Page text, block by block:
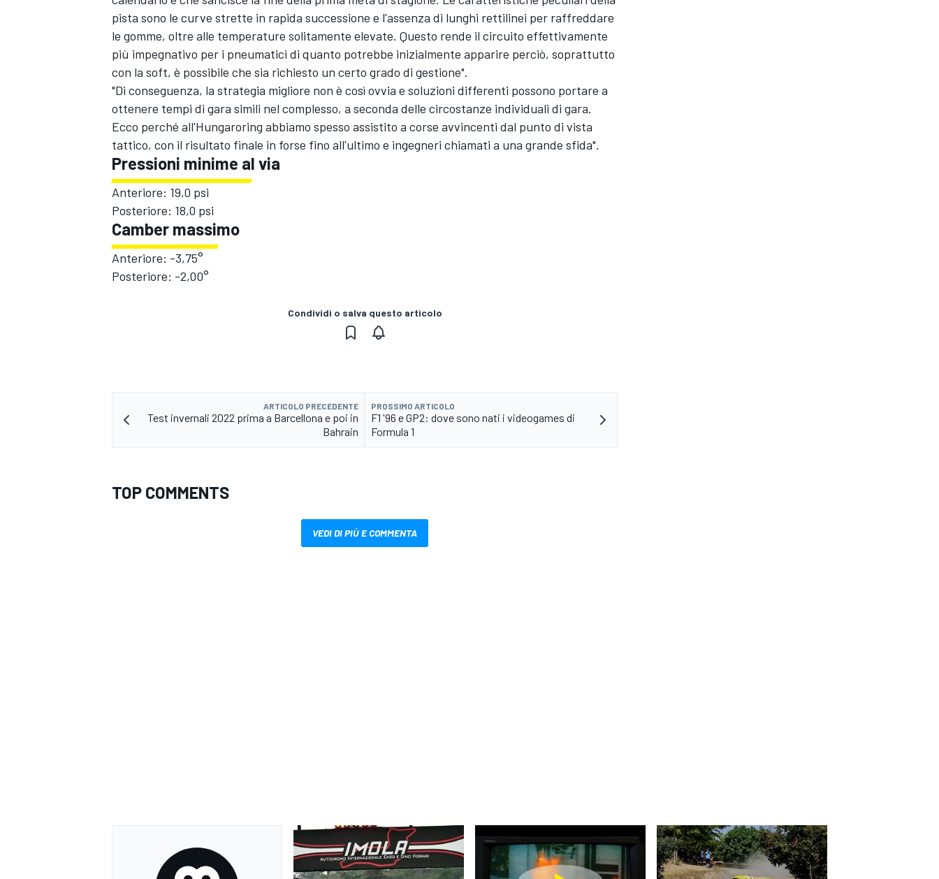
MONOMARCA
pista sono le curve strette in rapida successione e l'assenza di lunghi rettilinei per raffreddare
le gomme, oltre alle temperature solitamente elevate. Questo rende il circuito effettivamente
più impegnativo per i pneumatici di quanto potrebbe inizialmente apparire perciò, soprattutto
con la soft, è possibile che sia richiesto un certo grado di gestione".
"Di conseguenza, la strategia migliore non è così ovvia e soluzioni differenti possono portare a
ottenere tempi di gara simili nel complesso, a seconda delle circostanze individuali di gara.
Ecco perché all'Hungaroring abbiamo spesso assistito a corse avvincenti dal punto di vista
tattico, con il risultato finale in forse fino all'ultimo e ingegneri chiamati a una grande sfida".
Pressioni minime al via
Anteriore: 19,0 psi
Posteriore: 18,0 psi
Camber massimo
Anteriore: -3,75°
Posteriore: -2,00°
Condividi o salva questo articolo
ARTICOLO PRECEDENTE
Test invernali 2022 prima a Barcellona e poi in
Bahrain
PROSSIMO ARTICOLO
F1 '96 e GP2: dove sono nati i videogames di
Formula 1
TOP COMMENTS
VEDI DI PIÙ E COMMENTA